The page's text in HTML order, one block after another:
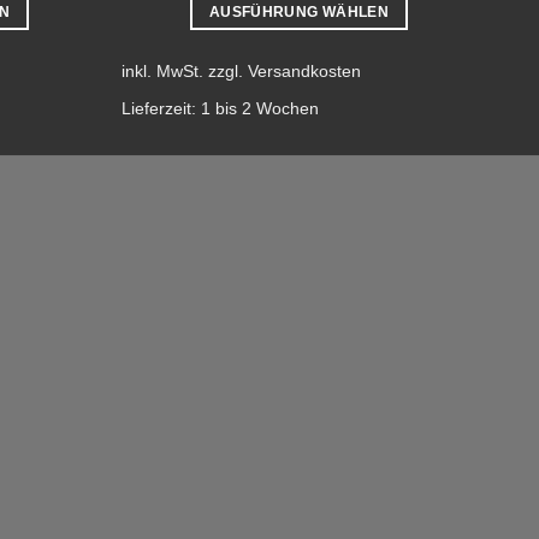
AUSFÜHRUNG WÄHLEN
Produkt
Varianten
inkl. MwSt. zzgl. Versandkosten
Lieferzeit: 1 bis 2 Wochen